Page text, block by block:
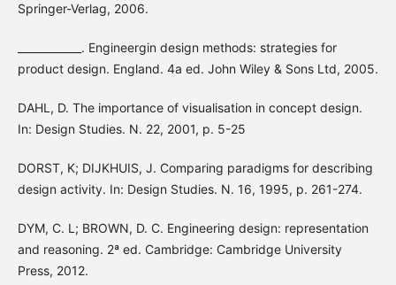
Springer-Verlag, 2006.
____________. Engineergin design methods: strategies for
product design. England. 4a ed. John Wiley & Sons Ltd, 2005.
DAHL, D. The importance of visualisation in concept design.
In: Design Studies. N. 22, 2001, p. 5-25
DORST, K; DIJKHUIS, J. Comparing paradigms for describing
design activity. In: Design Studies. N. 16, 1995, p. 261-274.
DYM, C. L; BROWN, D. C. Engineering design: representation
and reasoning. 2ª ed. Cambridge: Cambridge University
Press, 2012.